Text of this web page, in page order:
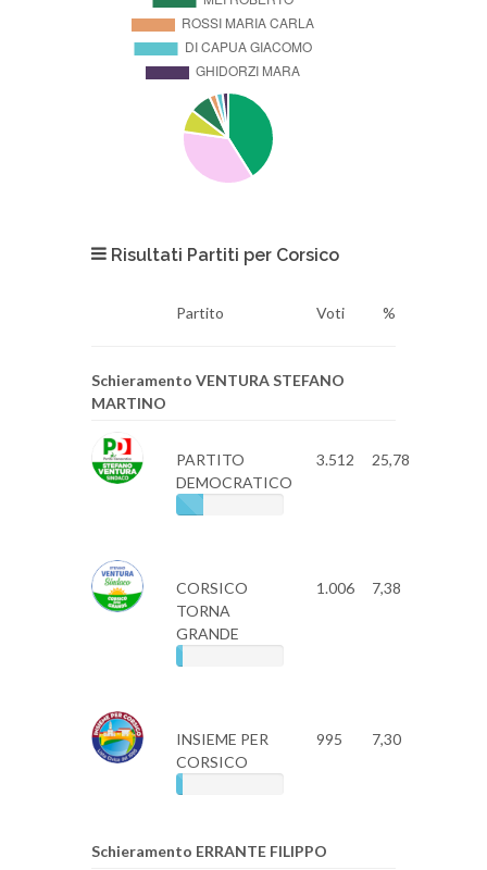
Risultati Partiti per Corsico
Partito Voti %
Schieramento VENTURA STEFANO
MARTINO
PARTITO
DEMOCRATICO
3.512 25,78
CORSICO
TORNA
GRANDE
1.006 7,38
INSIEME PER
CORSICO
995 7,30
Schieramento ERRANTE FILIPPO